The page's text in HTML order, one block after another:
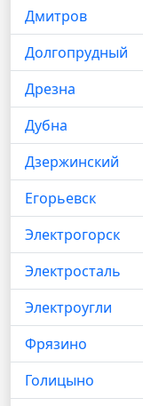
Дмитров
Долгопрудный
Дрезна
Дубна
Дзержинский
Егорьевск
Электрогорск
Электросталь
Электроугли
Фрязино
Голицыно